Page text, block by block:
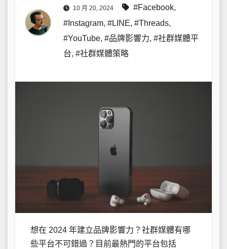
10 月 20, 2024 #Facebook,
#Instagram, #LINE, #Threads,
#YouTube, #品牌影響力, #社群媒體平
台, #社群媒體策略
想在 2024 年建立品牌影響力？社群媒體有哪
些平台不可錯過？目前最熱門的平台包括